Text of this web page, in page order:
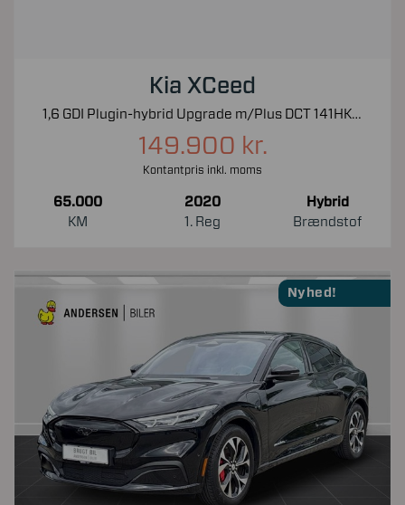
Kia XCeed
1,6 GDI Plugin-hybrid Upgrade m/Plus DCT 141HK 5d 6g Aut.
149.900 kr.
Kontantpris inkl. moms
65.000
KM
2020
1. Reg
Hybrid
Brændstof
Nyhed!